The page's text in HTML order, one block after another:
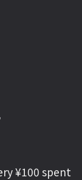
¥100 spent